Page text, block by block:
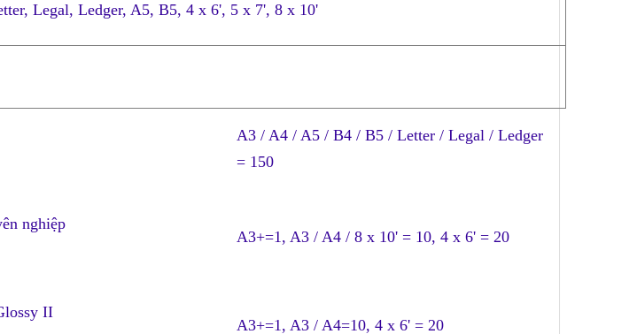
Legal, Ledger, A5, B5, 4 x 6', 5 x 7', 8 x 10'
A3 / A4 / A5 / B4 / B5 / Letter / Legal / Ledger
= 150
nghiệp
A3+=1, A3 / A4 / 8 x 10' = 10, 4 x 6' = 20
II
A3+=1, A3 / A4=10, 4 x 6' = 20